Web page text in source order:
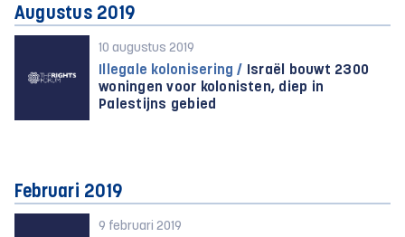
Augustus 2019
10 augustus 2019
Illegale kolonisering /
Israël bouwt 2300
woningen voor kolonisten, diep in
Palestijns gebied
Februari 2019
9 februari 2019